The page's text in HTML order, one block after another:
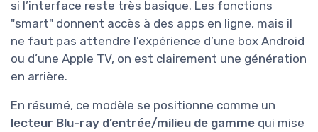
si l’interface reste très basique. Les fonctions
"smart" donnent accès à des apps en ligne, mais il
ne faut pas attendre l’expérience d’une box Android
ou d’une Apple TV, on est clairement une génération
en arrière.
En résumé, ce modèle se positionne comme un
lecteur Blu-ray d’entrée/milieu de gamme qui mise